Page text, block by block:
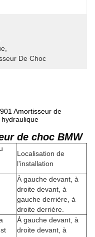
De Choc
Amortisseur de
de choc BMW
Localisation de
l'installation
À gauche devant, à
droite devant, à
gauche derrière, à
droite derrière.
À gauche devant, à
droite devant, à